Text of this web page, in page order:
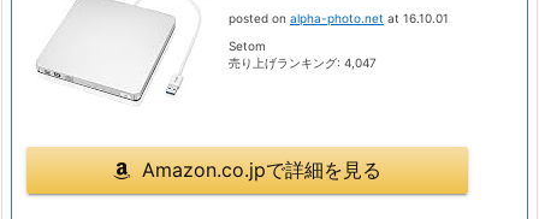
posted on alpha-photo.net at 16.10.01
Setom
売り上げランキング: 4,047
Amazon.co.jpで詳細を見る